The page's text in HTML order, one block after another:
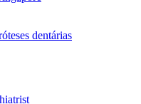
dentárias